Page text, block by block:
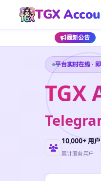
TGX
最新公告
期间暂停开放，该时段仅支
平台实时在线 ·
TGX
10,000+ 用户
累计服务用户